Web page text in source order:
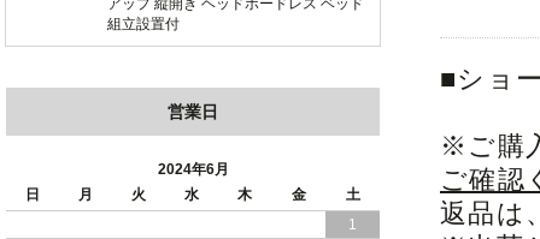
■ショ
※ご購
ご確認
返品は
組立設置付
ド 組立設置 付き
日本製 収納 跳ね上げ式 リフトアップ
ベッド 縦開き ヘッドボード 組立設置サ
ービス付き
営業日
2024年6月
日
月 火 水 木 金
土
1